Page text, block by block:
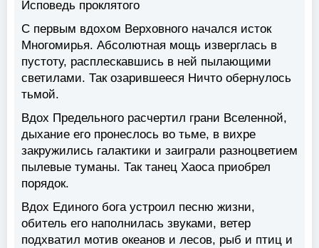
Исповедь проклятого
С первым вдохом Верховного начался исток
Многомирья. Абсолютная мощь изверглась в
пустоту, расплескавшись в ней пылающими
светилами. Так озарившееся Ничто обернулось
тьмой.
Вдох Предельного расчертил грани Вселенной,
дыхание его пронеслось во тьме, в вихре
закружились галактики и заиграли разноцветием
пылевые туманы. Так танец Хаоса приобрел
порядок.
Вдох Единого бога устроил песню жизни,
обитель его наполнилась звуками, ветер
подхватил мотив океанов и лесов, рыб и птиц и